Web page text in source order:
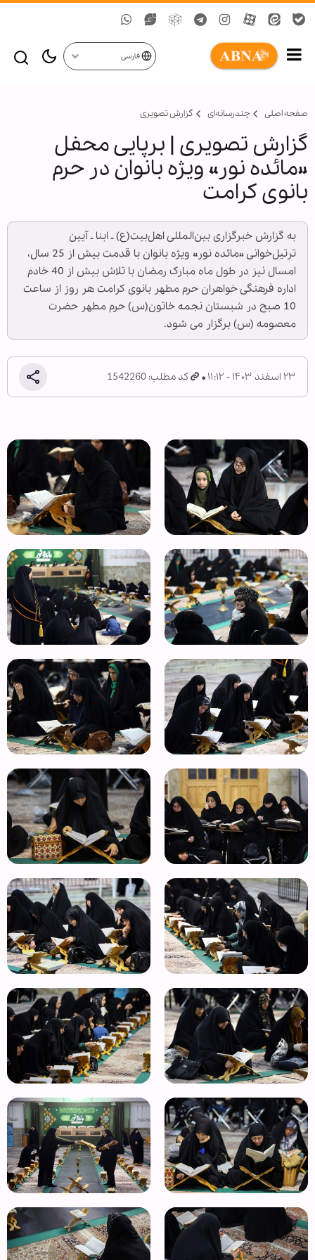
فارسی
صفحه اصلی چندرسانه‌ای گزارش تصويری
گزارش تصویری | برپایی محفل
«مائده نور» ویژه بانوان در حرم
بانوی کرامت
به گزارش خبرگزاری بین‌المللی اهل‌بیت(ع) ـ ابنا ـ آیین
ترتیل‌خوانی «مائده نور» ویژه بانوان با قدمت بیش از 25 سال،
امسال نیز در طول ماه مبارک رمضان با تلاش بیش از 40 خادم
اداره فرهنگی خواهران حرم مطهر بانوی کرامت هر روز از ساعت
10 صبح در شبستان نجمه خاتون(س) حرم مطهر حضرت
معصومه (س) برگزار می شود.
۲۳ اسفند ۱۴۰۳ - ۱۱:۱۲ کد مطلب: 1542260